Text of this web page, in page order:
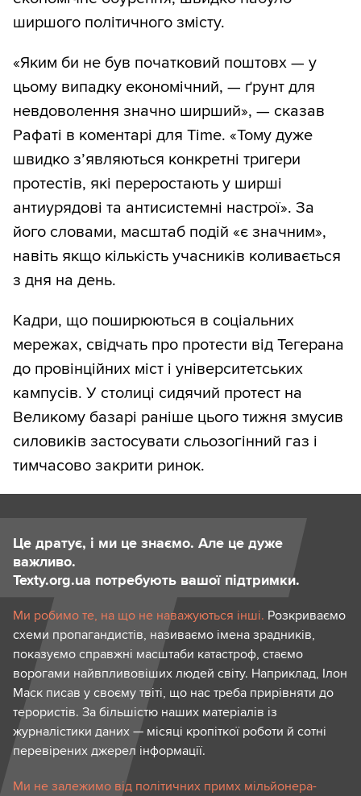
ширшого політичного змісту.
«Яким би не був початковий поштовх — у
цьому випадку економічний, — ґрунт для
невдоволення значно ширший», — сказав
Рафаті в коментарі для Time. «Тому дуже
швидко з’являються конкретні тригери
протестів, які переростають у ширші
антиурядові та антисистемні настрої». За
його словами, масштаб подій «є значним»,
навіть якщо кількість учасників коливається
з дня на день.
Кадри, що поширюються в соціальних
мережах, свідчать про протести від Тегерана
до провінційних міст і університетських
кампусів. У столиці сидячий протест на
Великому базарі раніше цього тижня змусив
силовиків застосувати сльозогінний газ і
тимчасово закрити ринок.
Це дратує, і ми це знаємо. Але це дуже
важливо.
Texty.org.ua потребують вашої підтримки.
Ми робимо те, на що не наважуються інші. Розкриваємо
схеми пропагандистів, називаємо імена зрадників,
показуємо справжні масштаби катастроф, стаємо
ворогами найвпливовіших людей світу. Наприклад, Ілон
Маск писав у своєму твіті, що нас треба прирівняти до
терористів. За більшістю наших матеріалів із
журналістики даних — місяці кропіткої роботи й сотні
перевірених джерел інформації.
Ми не залежимо від політичних примх мільйонера-